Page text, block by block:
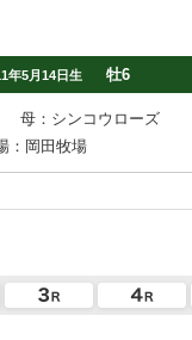
年5月14日生 牡6
母：シンコウローズ
：岡田牧場